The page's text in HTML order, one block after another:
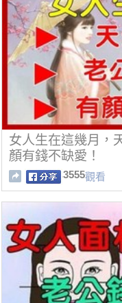
女人生在這幾月，
顏有錢不缺愛！
3555觀看